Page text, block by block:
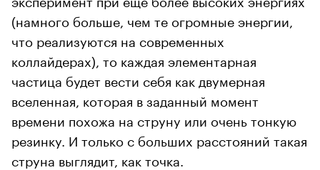
(намного больше, чем те огромные энергии,
что реализуются на современных
коллайдерах), то каждая элементарная
частица будет вести себя как двумерная
вселенная, которая в заданный момент
времени похожа на струну или очень тонкую
резинку. И только с больших расстояний такая
струна выглядит, как точка.